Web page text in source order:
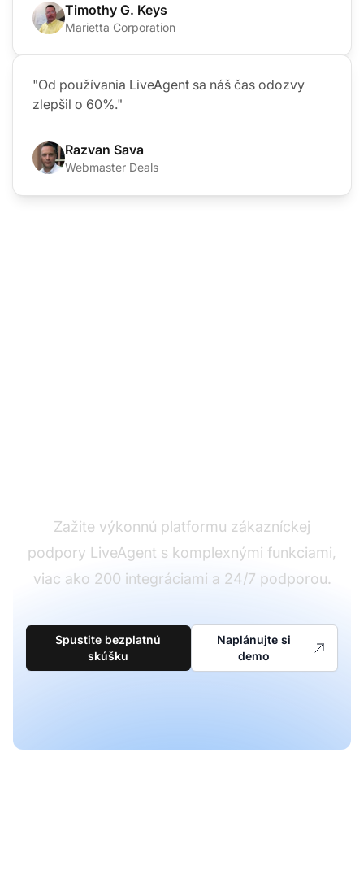
Timothy G. Keys
Marietta Corporation
"Od používania LiveAgent sa náš čas odozvy
zlepšil o 60%."
Razvan Sava
Webmaster Deals
Zažite výkonnú platformu zákazníckej
podpory LiveAgent s komplexnými funkciami,
viac ako 200 integráciami a 24/7 podporou.
Spustite bezplatnú
skúšku
Naplánujte si
demo